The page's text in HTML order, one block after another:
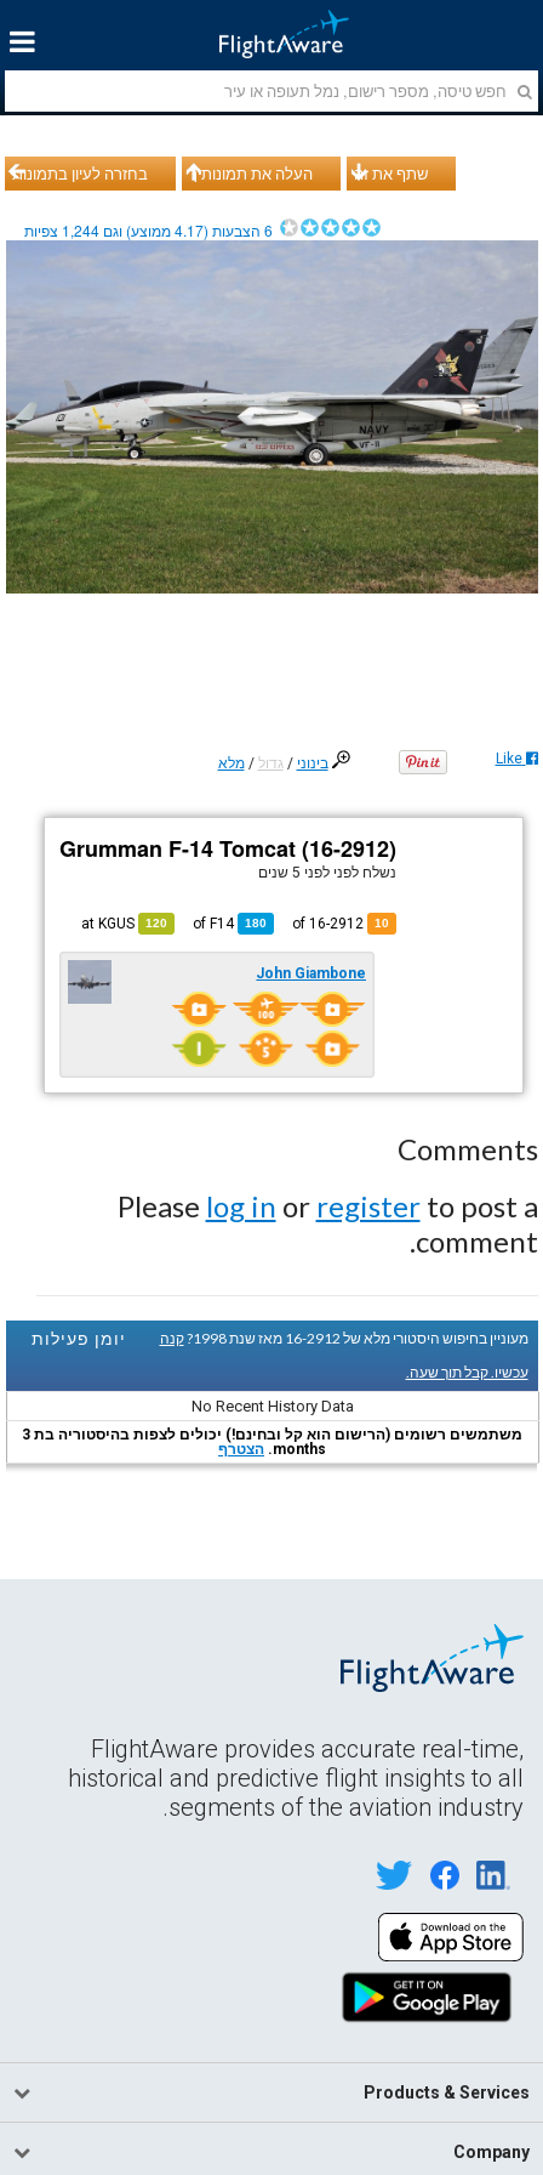
בחזרה לעיון בתמונות העלה את תמונותיך שתף את זה
6הצבעות (4.17ממוצע) וגם 1,244 צפיות
בינוני / גדול /מלא Like
Grumman F-14 Tomcat (16-2912)
נשלח לפני לפני 5 שנים
10
180
of
F14
120
KGUS
John Giambone
Comments
Please log in or registerto post a
comment.
יומן פעילות מעוניין בחיפוש היסטורי מלא של 16-2912 מאז שנת 1998?
קנה
עכשיו. קבל תוך שעה.
No Recent History Data
משתמשים רשומים (הרישום הוא קל ובחינם!) יכולים לצפות בהיסטוריה בת 3
months. הצטרף
FlightAware provides accurate real-time,
historical and predictive flight insights to all
segments of the aviation industry.
Products & Services
Company